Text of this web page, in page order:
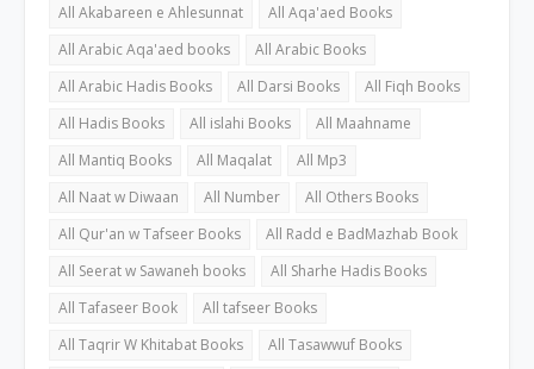
All Akabareen e Ahlesunnat
All Aqa'aed Books
All Arabic Aqa'aed books
All Arabic Books
All Arabic Hadis Books
All Darsi Books
All Fiqh Books
All Hadis Books
All islahi Books
All Maahname
All Mantiq Books
All Maqalat
All Mp3
All Naat w Diwaan
All Number
All Others Books
All Qur'an w Tafseer Books
All Radd e BadMazhab Book
All Seerat w Sawaneh books
All Sharhe Hadis Books
All Tafaseer Book
All tafseer Books
All Taqrir W Khitabat Books
All Tasawwuf Books